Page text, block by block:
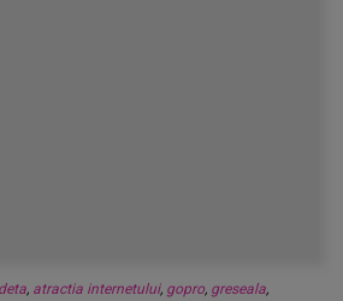
, atractia internetului, gopro, greseala,